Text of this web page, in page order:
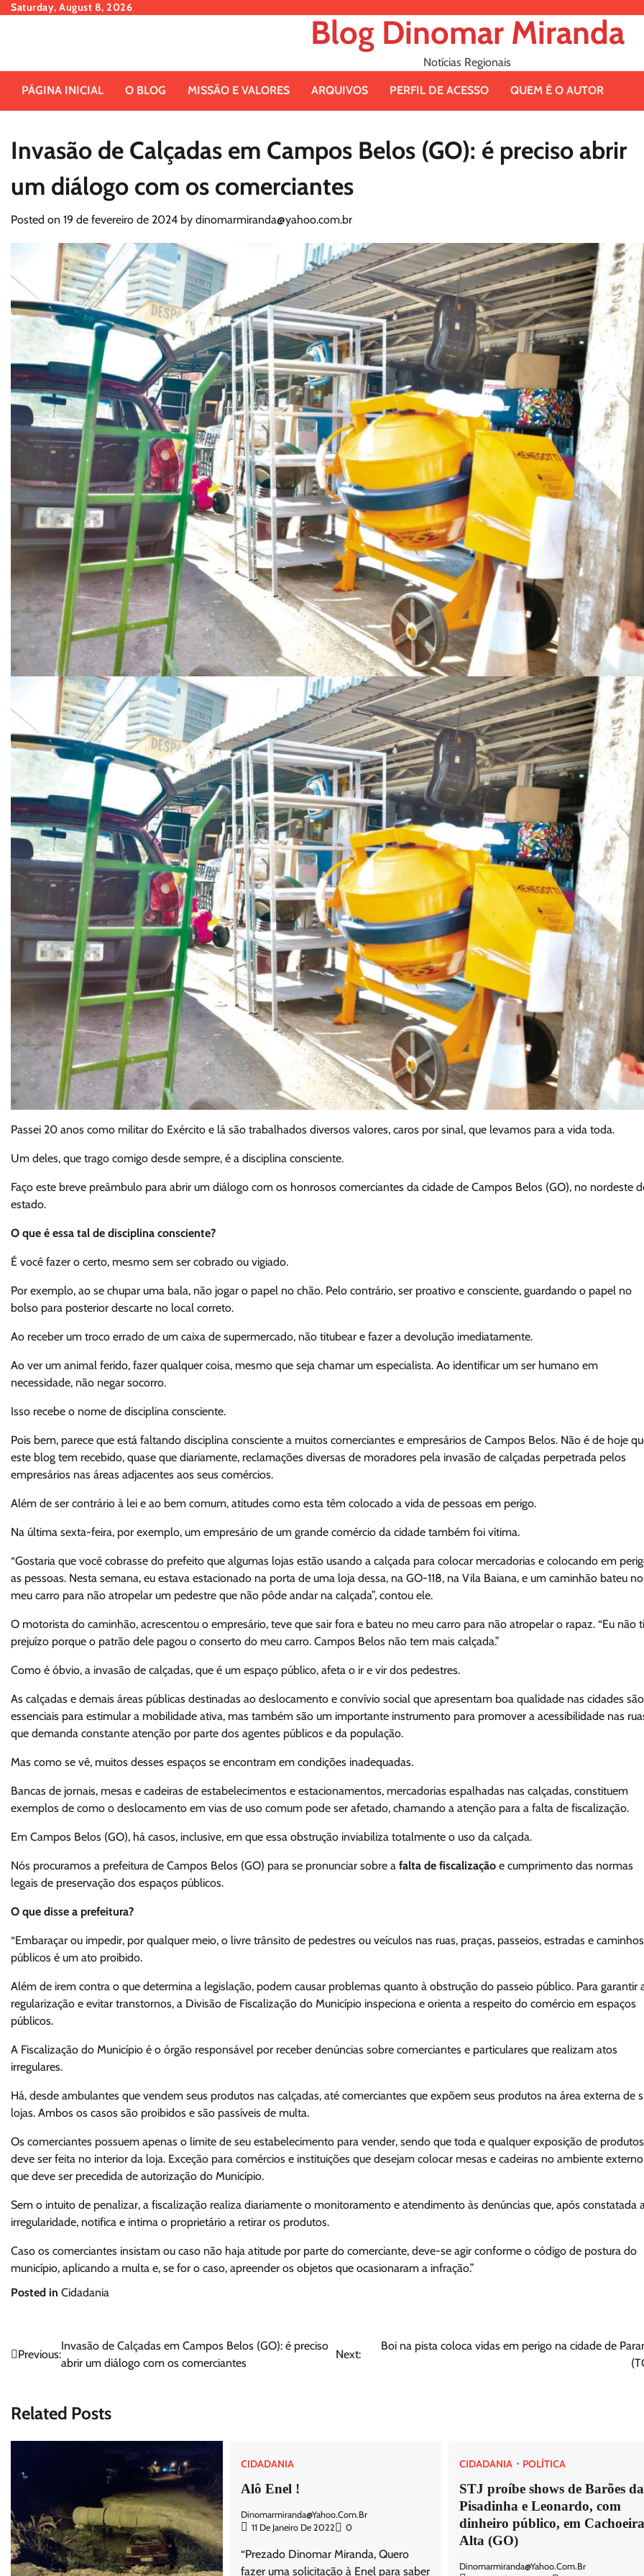
SkipSaturday, August 8, 2026
Blog Dinomar Miranda
Notícias Regionais
PÁGINA INICIAL O BLOG MISSÃO E VALORES ARQUIVOS PERFIL DE ACESSO QUEM É O AUTOR
Invasão de Calçadas em Campos Belos (GO): é preciso abrir
um diálogo com os comerciantes
Posted on 19 de fevereiro de 2024 by dinomarmiranda@yahoo.com.br
Passei 20 anos como militar do Exército e lá são trabalhados diversos valores, caros por sinal, que levamos para a vida toda.
Um deles, que trago comigo desde sempre, é a disciplina consciente.
Faço este breve preâmbulo para abrir um diálogo com os honrosos comerciantes da cidade de Campos Belos (GO), no nordeste
estado.
O que é essa tal de disciplina consciente?
É você fazer o certo, mesmo sem ser cobrado ou vigiado.
Por exemplo, ao se chupar uma bala, não jogar o papel no chão. Pelo contrário, ser proativo e consciente, guardando o papel no
bolso para posterior descarte no local correto.
Ao receber um troco errado de um caixa de supermercado, não titubear e fazer a devolução imediatamente.
Ao ver um animal ferido, fazer qualquer coisa, mesmo que seja chamar um especialista. Ao identificar um ser humano em
necessidade, não negar socorro.
Isso recebe o nome de disciplina consciente.
Pois bem, parece que está faltando disciplina consciente a muitos comerciantes e empresários de Campos Belos. Não é de hoje
este blog tem recebido, quase que diariamente, reclamações diversas de moradores pela invasão de calçadas perpetrada pelos
empresários nas áreas adjacentes aos seus comércios.
Além de ser contrário à lei e ao bem comum, atitudes como esta têm colocado a vida de pessoas em perigo.
Na última sexta-feira, por exemplo, um empresário de um grande comércio da cidade também foi vítima.
“Gostaria que você cobrasse do prefeito que algumas lojas estão usando a calçada para colocar mercadorias e colocando em
as pessoas. Nesta semana, eu estava estacionado na porta de uma loja dessa, na GO-118, na Vila Baiana, e um caminhão bateu no
meu carro para não atropelar um pedestre que não pôde andar na calçada”, contou ele.
O motorista do caminhão, acrescentou o empresário, teve que sair fora e bateu no meu carro para não atropelar o rapaz. “Eu não
prejuízo porque o patrão dele pagou o conserto do meu carro. Campos Belos não tem mais calçada.”
Como é óbvio, a invasão de calçadas, que é um espaço público, afeta o ir e vir dos pedestres.
As calçadas e demais áreas públicas destinadas ao deslocamento e convívio social que apresentam boa qualidade nas cidades são
essenciais para estimular a mobilidade ativa, mas também são um importante instrumento para promover a acessibilidade nas
que demanda constante atenção por parte dos agentes públicos e da população.
Mas como se vê, muitos desses espaços se encontram em condições inadequadas.
Bancas de jornais, mesas e cadeiras de estabelecimentos e estacionamentos, mercadorias espalhadas nas calçadas, constituem
exemplos de como o deslocamento em vias de uso comum pode ser afetado, chamando a atenção para a falta de fiscalização.
Em Campos Belos (GO), há casos, inclusive, em que essa obstrução inviabiliza totalmente o uso da calçada.
Nós procuramos a prefeitura de Campos Belos (GO) para se pronunciar sobre a falta de fiscalização e cumprimento das normas
legais de preservação dos espaços públicos.
O que disse a prefeitura?
“Embaraçar ou impedir, por qualquer meio, o livre trânsito de pedestres ou veículos nas ruas, praças, passeios, estradas e caminhos
públicos é um ato proibido.
Além de irem contra o que determina a legislação, podem causar problemas quanto à obstrução do passeio público. Para garantir
regularização e evitar transtornos, a Divisão de Fiscalização do Município inspeciona e orienta a respeito do comércio em espaços
públicos.
A Fiscalização do Município é o órgão responsável por receber denúncias sobre comerciantes e particulares que realizam atos
irregulares.
Há, desde ambulantes que vendem seus produtos nas calçadas, até comerciantes que expõem seus produtos na área externa de
lojas. Ambos os casos são proibidos e são passíveis de multa.
Os comerciantes possuem apenas o limite de seu estabelecimento para vender, sendo que toda e qualquer exposição de produtos
deve ser feita no interior da loja. Exceção para comércios e instituições que desejam colocar mesas e cadeiras no ambiente
que deve ser precedida de autorização do Município.
Sem o intuito de penalizar, a fiscalização realiza diariamente o monitoramento e atendimento às denúncias que, após constatada
irregularidade, notifica e intima o proprietário a retirar os produtos.
Caso os comerciantes insistam ou caso não haja atitude por parte do comerciante, deve-se agir conforme o código de postura do
município, aplicando a multa e, se for o caso, apreender os objetos que ocasionaram a infração.”
Posted in Cidadania
Navegação
Post
Previous:
Invasão de Calçadas em Campos Belos (GO): é preciso
abrir um diálogo com os comerciantes
Next:
Boi na pista coloca vidas em perigo na cidade de
Related Posts
CIDADANIA
Alô Enel !
Dinomarmiranda@yahoo.com.br
11 De Janeiro De 2022
0
“Prezado Dinomar Miranda, Quero
fazer uma solicitação à Enel para saber
CIDADANIA POLÍTICA
STJ proíbe shows de Barões da
Pisadinha e Leonardo, com
dinheiro público, em
Alta (GO)
Dinomarmiranda@yahoo.com.br